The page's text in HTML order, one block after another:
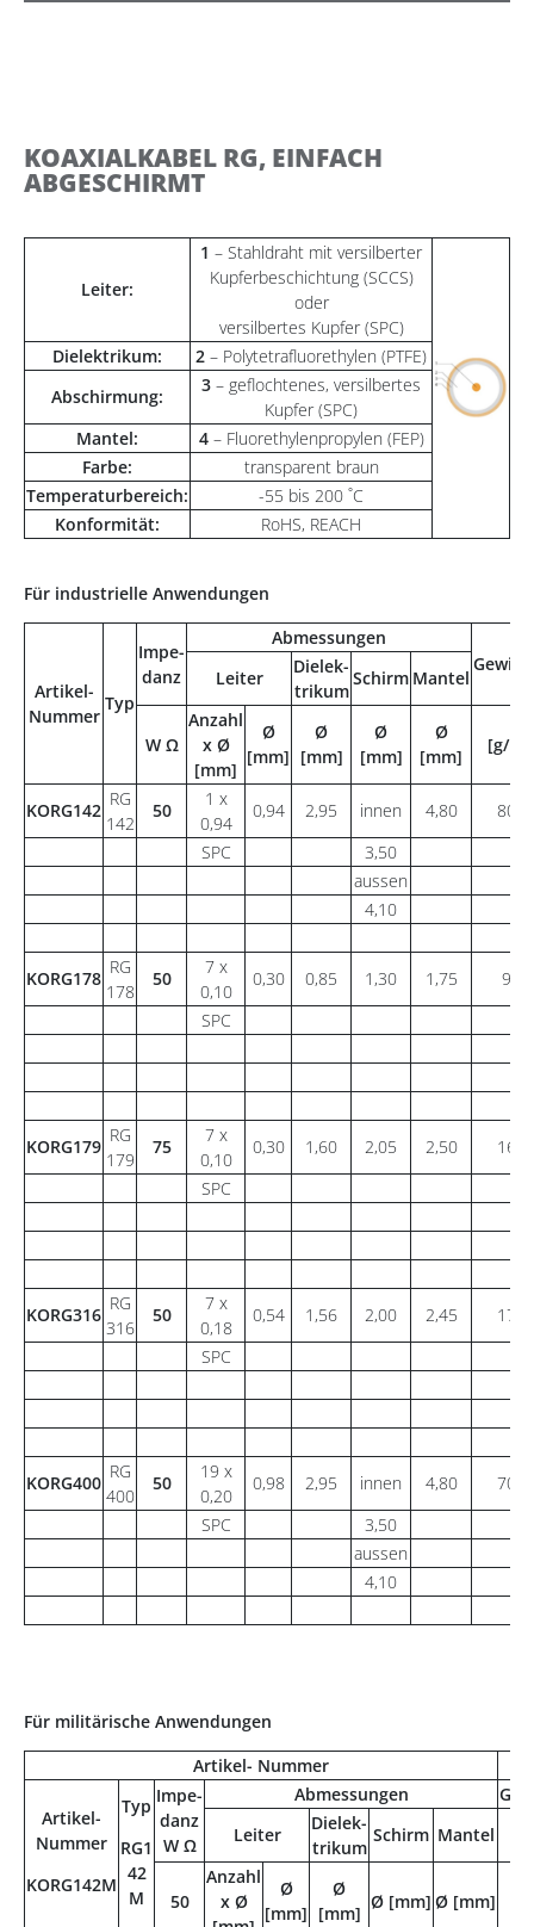
KOAXIALKABEL RG, EINFACH
ABGESCHIRMT
Leiter:
1 – Stahldraht mit versilberter
Kupferbeschichtung (SCCS)
oder
versilbertes Kupfer (SPC)
Dielektrikum:
2 – Polytetrafluorethylen (PTFE)
Abschirmung:
3 – geflochtenes, versilbertes
Kupfer (SPC)
Mantel:
4– Fluorethylenpropylen (FEP)
Farbe:
transparent braun
Temperaturbereich:
-55 bis 200 ˚C
Konformität:
RoHS, REACH
Für industrielle Anwendungen
Artikel-
Nummer
Typ
Impe-
danz
Abmessungen
Leiter
Dielek-
trikum
Schirm Mantel
W Ω
Anzahl
x Ø
[mm]
Ø
[mm]
Ø
[mm]
Ø
[mm]
Ø
[mm]
[g/m]
KORG142
RG
142
50
1 x
0,94
0,94 2,95 innen 4,80
80
SPC
3,50
aussen
4,10
KORG178
RG
178
50
7 x
0,10
0,30 0,85 1,30 1,75
9
SPC
KORG179
RG
179
75
7 x
0,10
0,30 1,60 2,05 2,50
16
SPC
KORG316
RG
316
50
7 x
0,18
0,54 1,56 2,00 2,45
17
SPC
KORG400
RG
400
50
19 x
0,20
0,98 2,95 innen 4,80
70
SPC
3,50
aussen
4,10
Für militärische Anwendungen
Artikel- Nummer
Artikel-
Nummer
KORG142M
Typ
RG1
42
M
Impe-
danz
W Ω
Abmessungen
Leiter
Dielek-
trikum
Schirm Mantel
50
Anzahl
x Ø
Ø
[mm]
Ø
[mm]
Ø [mm] Ø [mm]